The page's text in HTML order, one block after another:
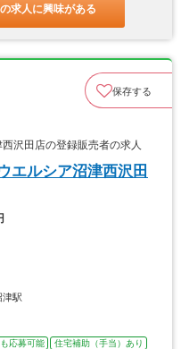
求人に興味がある
保存する
沢田店の登録販売者の求人
エルシア沼津西沢田
津駅
応募可能
住宅補助（手当）あり